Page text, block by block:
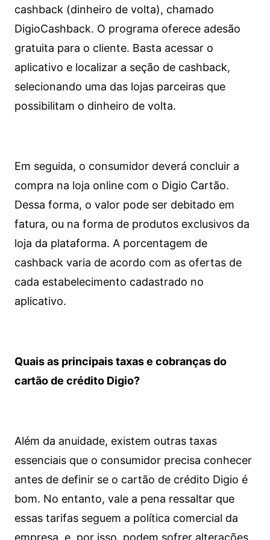
cashback (dinheiro de volta), chamado
DigioCashback. O programa oferece adesão
gratuita para o cliente. Basta acessar o
aplicativo e localizar a seção de cashback,
selecionando uma das lojas parceiras que
possibilitam o dinheiro de volta.
Em seguida, o consumidor deverá concluir a
compra na loja online com o Digio Cartão.
Dessa forma, o valor pode ser debitado em
fatura, ou na forma de produtos exclusivos da
loja da plataforma. A porcentagem de
cashback varia de acordo com as ofertas de
cada estabelecimento cadastrado no
aplicativo.
Quais as principais taxas e cobranças do
cartão de crédito Digio?
Além da anuidade, existem outras taxas
essenciais que o consumidor precisa conhecer
antes de definir se o cartão de crédito Digio é
bom. No entanto, vale a pena ressaltar que
essas tarifas seguem a política comercial da
empresa, e, por isso, podem sofrer alterações